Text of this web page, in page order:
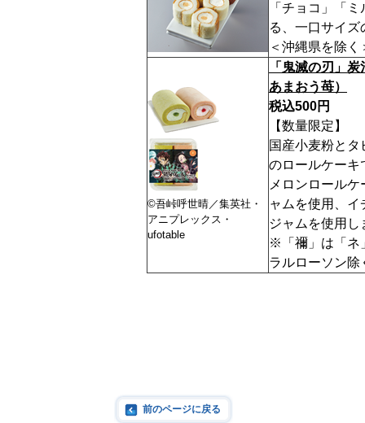
「チョコ」「
る、一口サイ
＜沖縄県を除く
©吾峠呼世晴／集英社・
アニプレックス・
ufotable
「鬼滅の刃」
あまおう苺）
税込500円
【数量限定】
国産小麦粉と
のロールケーキ
メロンロール
ャムを使用、
ジャムを使用
※「禰」は「ネ
ラルローソン除
前のページに戻る